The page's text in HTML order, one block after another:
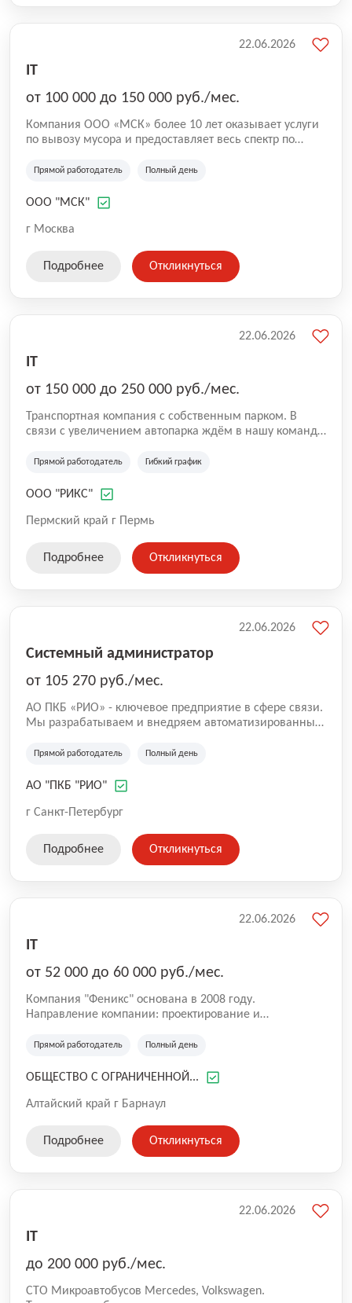
IT
от 100 000 до 150 000 руб./мес.
Компания ООО «МСК» более 10 лет оказывает услуги
по вывозу мусора и предоставляет весь спектр по
коммунальные отходы); - строительный мусор ; -
(крупногабаритный мусор); - вторсырье (стеклобой,
уборка и вывоз снега с погрузкой. Мы работаем в
включает более 100 единиц специализированной
техники: бункеровозы МАЗ, КАМАЗ; мультилифты.
Прямой работодатель Полный день
ООО "МСК"
г Москва
22.06.2026
Подробнее Откликнуться
IT
от 150 000 до 250 000 руб./мес.
Транспортная компания с собственным парком. В
связи с увеличением автопарка ждём в нашу команду
Прямой работодатель Гибкий график
ООО "РИКС"
Пермский край г Пермь
22.06.2026
Подробнее Откликнуться
Системный администратор
от 105 270 руб./мес.
АО ПКБ «РИО» - ключевое предприятие в сфере связи.
Мы разрабатываем и внедряем автоматизированные
команду требуется опытный системный
заказчика и управлять ИТ-инфраструктурой.
Прямой работодатель Полный день
АО "ПКБ "РИО"
г Санкт-Петербург
22.06.2026
Подробнее Откликнуться
IT
от 52 000 до 60 000 руб./мес.
Компания "Феникс" основана в 2008 году.
Направление компании: проектирование и
терминалов, изготовление разнообразных корпусных
как полимерное окрашивание металлов, лазерная
Прямой работодатель Полный день
ОБЩЕСТВО С ОГРАНИЧЕННОЙ...
Алтайский край г Барнаул
22.06.2026
Подробнее Откликнуться
IT
до 200 000 руб./мес.
СТО Микроавтобусов Mercedes, Volkswagen.
22.06.2026